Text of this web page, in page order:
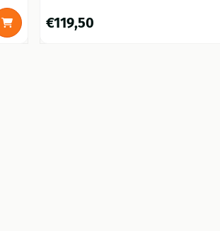
Prijs: 119,50
€119,50